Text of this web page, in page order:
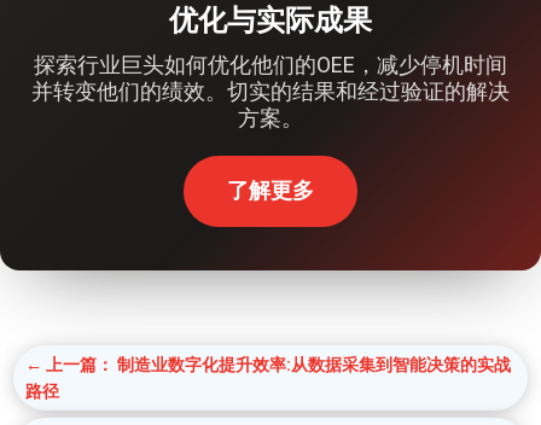
优化与实际成果
探索行业巨头如何优化他们的OEE，减少停机时间
并转变他们的绩效。切实的结果和经过验证的解决
方案。
了解更多
←
上一篇： 制造业数字化提升效率:从数据采集到智能决策的实战
路径